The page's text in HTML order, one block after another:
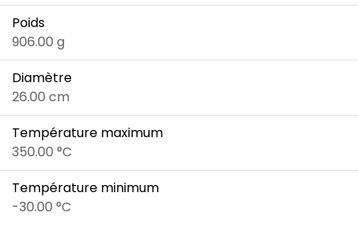
Poids
906.00 g
Diamètre
26.00 cm
Température maximum
350.00 °C
Température minimum
-30.00 °C